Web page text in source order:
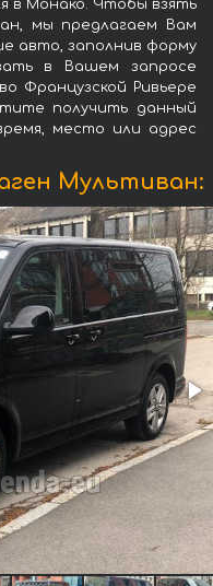
в Монако. Чтобы взять
мы предлагаем Вам
авто, заполнив форму
в Вашем запросе
Французской Ривьере
получить данный
место или адрес
Мультиван: